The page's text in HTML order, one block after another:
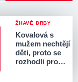
ŽHAVÉ DRBY
Kovalová s
mužem nechtějí
děti, proto se
rozhodli pro…